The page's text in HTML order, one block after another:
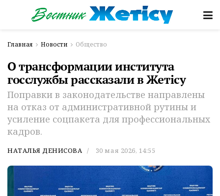
Главная Новости Общество
О трансформации института
госслужбы рассказали в Жетісу
Поправки в законодательстве направлены
на отказ от административной рутины и
усиление соцпакета для профессиональных
кадров.
НАТАЛЬЯ ДЕНИСОВА 30 мая 2026, 14:55